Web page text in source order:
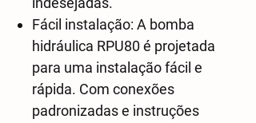
Fácil instalação: A bomba
hidráulica RPU80 é projetada
para uma instalação fácil e
rápida. Com conexões
padronizadas e instruções